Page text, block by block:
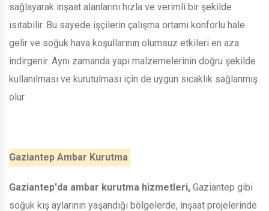
sağlayarak inşaat alanlarını hızla ve verimli bir şekilde
ısıtabilir. Bu sayede işçilerin çalışma ortamı konforlu hale
gelir ve soğuk hava koşullarının olumsuz etkileri en aza
indirgenir. Aynı zamanda yapı malzemelerinin doğru şekilde
kullanılması ve kurutulması için de uygun sıcaklık sağlanmış
olur.
Gaziantep Ambar Kurutma
Gaziantep'da ambar kurutma hizmetleri, Gaziantep gibi
soğuk kış aylarının yaşandığı bölgelerde, inşaat projelerinde